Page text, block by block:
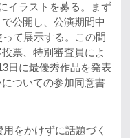
イラストを募る。まず
公開し、公演期間中
て展示する。この間
票、特別審査員によ
日に最優秀作品を発表
ついての参加同意書
をかけずに話題づく